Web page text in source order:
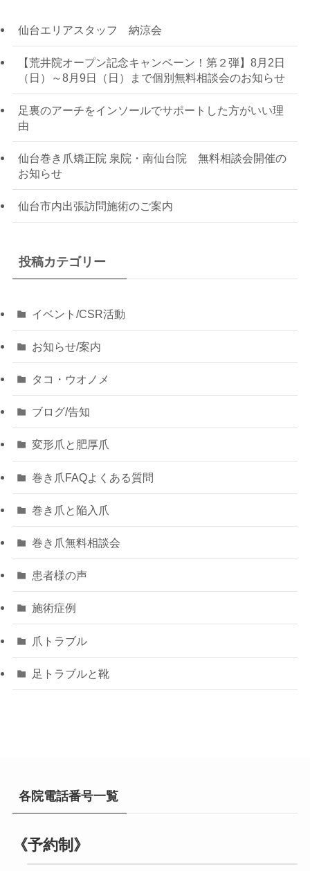
仙台エリアスタッフ 納涼会
【荒井院オープン記念キャンペーン！第２弾】8月2日
（日）～8月9日（日）まで個別無料相談会のお知らせ
足裏のアーチをインソールでサポートした方がいい理
由
仙台巻き爪矯正院 泉院・南仙台院 無料相談会開催の
お知らせ
仙台市内出張訪問施術のご案内
投稿カテゴリー
イベント/CSR活動
お知らせ/案内
タコ・ウオノメ
ブログ/告知
変形爪と肥厚爪
巻き爪FAQよくある質問
巻き爪と陥入爪
巻き爪無料相談会
患者様の声
施術症例
爪トラブル
足トラブルと靴
各院電話番号一覧
《予約制》